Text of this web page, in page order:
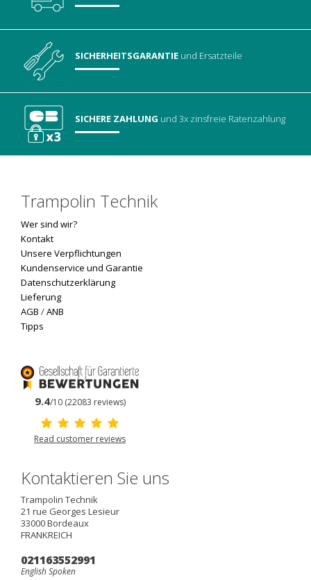
SICHERHEITSGARANTIE und Ersatzteile
SICHERE ZAHLUNG und 3x zinsfreie Ratenzahlung
Trampolin Technik
Wer sind wir?
Kontakt
Unsere Verpflichtungen
Kundenservice und Garantie
Datenschutzerklärung
Lieferung
AGB /ANB
Tipps
9.4/10 (22083 reviews)
Read customer reviews
Kontaktieren Sie uns
Trampolin Technik
21 rue Georges Lesieur
33000Bordeaux
FRANKREICH
021163552991
English Spoken